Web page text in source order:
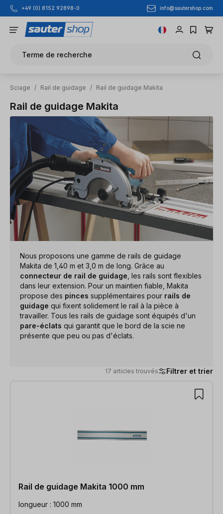
Passer au contenu principal
+49 (0) 8152 92898-0 info@sautershop.com
Terme de recherche
Sciage / Rail de guidage / Rail de guidage Makita
Rail de guidage Makita
Nous proposons une gamme de rails de guidage
Makita de 1,40 m et 3,0 m de long. Grâce au
connecteur de rail de guidage , les rails sont flexibles
dans leur extension. Pour un maintien fiable, Makita
propose des pinces supplémentaires pour rails de
guidage qui fixent solidement le rail à la pièce à
travailler. Tous les rails de guidage sont équipés d'un
pare-éclats qui garantit que le bord de la scie ne
présente que peu ou pas d'éclats.
17 articles trouvés Filtrer et trier
17 articles trouvés
Rail de guidage Makita 1000 mm
longueur : 1000 mm